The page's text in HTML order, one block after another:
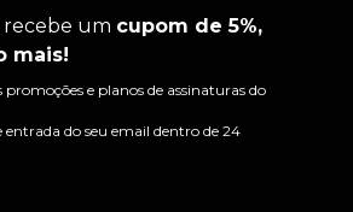
recebe um cupom de 5%,
mais!
e planos de assinaturas do
do seu email dentro de 24